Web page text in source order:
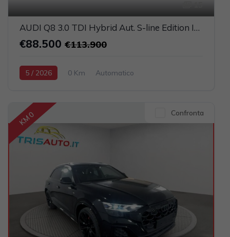
AUDI Q8 3.0 TDI Hybrid Aut. S-line Edition IVATA (TETTO PANORAMICO APRIBILE)
€88.500 €113.900
5 / 2026 0 Km
Automatico
2967cc 286CV / 210KW
KM 0 Confronta